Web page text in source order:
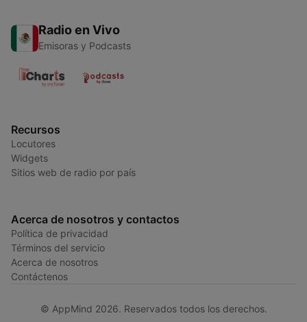
Radio en Vivo
Emisoras y Podcasts
Recursos
Locutores
Widgets
Sitios web de radio por país
Acerca de nosotros y contactos
Política de privacidad
Términos del servicio
Acerca de nosotros
Contáctenos
© AppMind 2026. Reservados todos los derechos.